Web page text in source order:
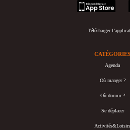
appstore
Télécharger
CATÉGORIES
Agenda
Où manger ?
Où dormir ?
Se déplacer
Activités&Loisirs